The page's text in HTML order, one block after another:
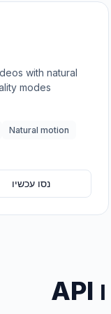
with natural
modes
Natural motion
נסו עכשיו